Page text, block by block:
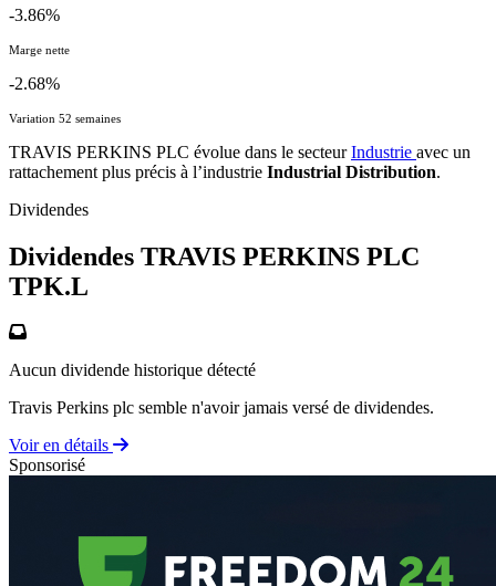
-3.86%
Marge nette
-2.68%
Variation 52 semaines
TRAVIS PERKINS PLC évolue dans le secteurIndustrie avec un
rattachement plus précis à l’industrie Industrial Distribution.
Dividendes
Dividendes TRAVIS PERKINS PLC
TPK.L
Aucun dividende historique détecté
Travis Perkins plc semble n'avoir jamais versé de dividendes.
Voir en détails
Sponsorisé